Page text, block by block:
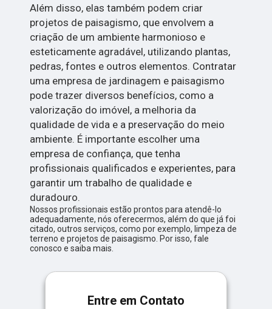
Além disso, elas também podem criar
projetos de paisagismo, que envolvem a
criação de um ambiente harmonioso e
esteticamente agradável, utilizando plantas,
pedras, fontes e outros elementos. Contratar
uma empresa de jardinagem e paisagismo
pode trazer diversos benefícios, como a
valorização do imóvel, a melhoria da
qualidade de vida e a preservação do meio
ambiente. É importante escolher uma
empresa de confiança, que tenha
profissionais qualificados e experientes, para
garantir um trabalho de qualidade e
duradouro.
Nossos profissionais estão prontos para atendê-lo
adequadamente, nós oferecermos, além do que já foi
citado, outros serviços, como por exemplo, limpeza de
terreno e projetos de paisagismo. Por isso, fale
conosco e saiba mais.
Entre em Contato